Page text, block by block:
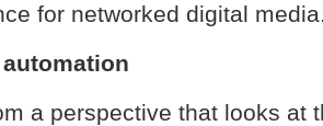
for networked digital media.
a perspective that looks at